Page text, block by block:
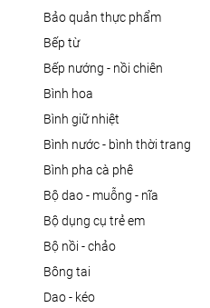
bảo quản thực phẩm
bếp từ
bếp nướng - nồi chiên
bình hoa
bình giữ nhiệt
bình nước - bình thời trang
bình pha cà phê
bộ dao - muỗng - nĩa
bộ dụng cụ trẻ em
bộ nồi - chảo
bông tai
dao - kéo